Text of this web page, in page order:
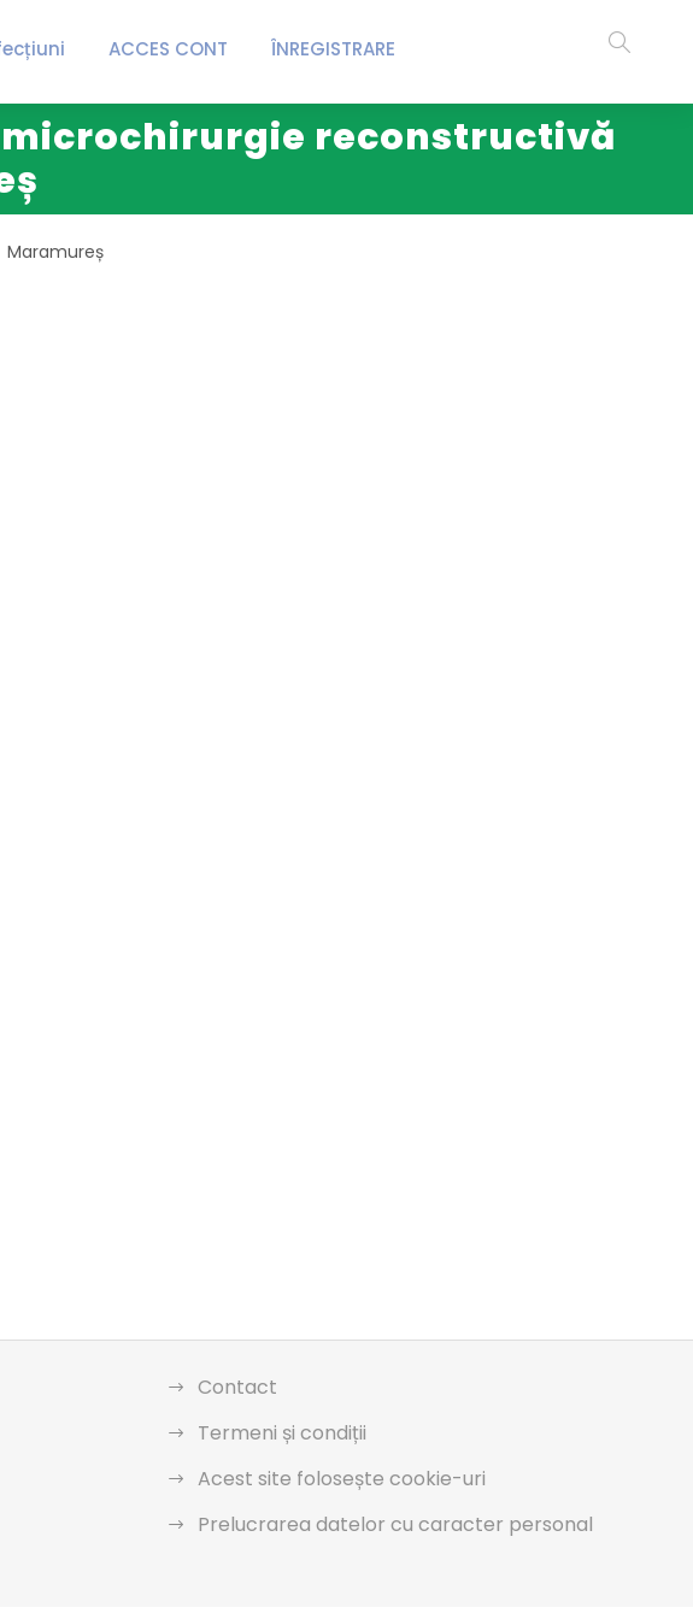
ACCES CONT ÎNREGISTRARE
reconstructivă
Maramureș
Contact
Termeni și condiții
Acest site folosește cookie-uri
Prelucrarea datelor cu caracter personal